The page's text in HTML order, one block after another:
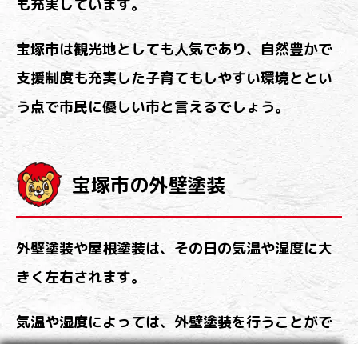
も充実しています。
宝塚市は観光地としても人気であり、自然豊かで
支援制度も充実した子育てもしやすい環境ととい
う点で市民に優しい市と言えるでしょう。
宝塚市の外壁塗装
外壁塗装や屋根塗装は、その日の気温や湿度に大
きく左右されます。
気温や湿度によっては、外壁塗装を行うことがで